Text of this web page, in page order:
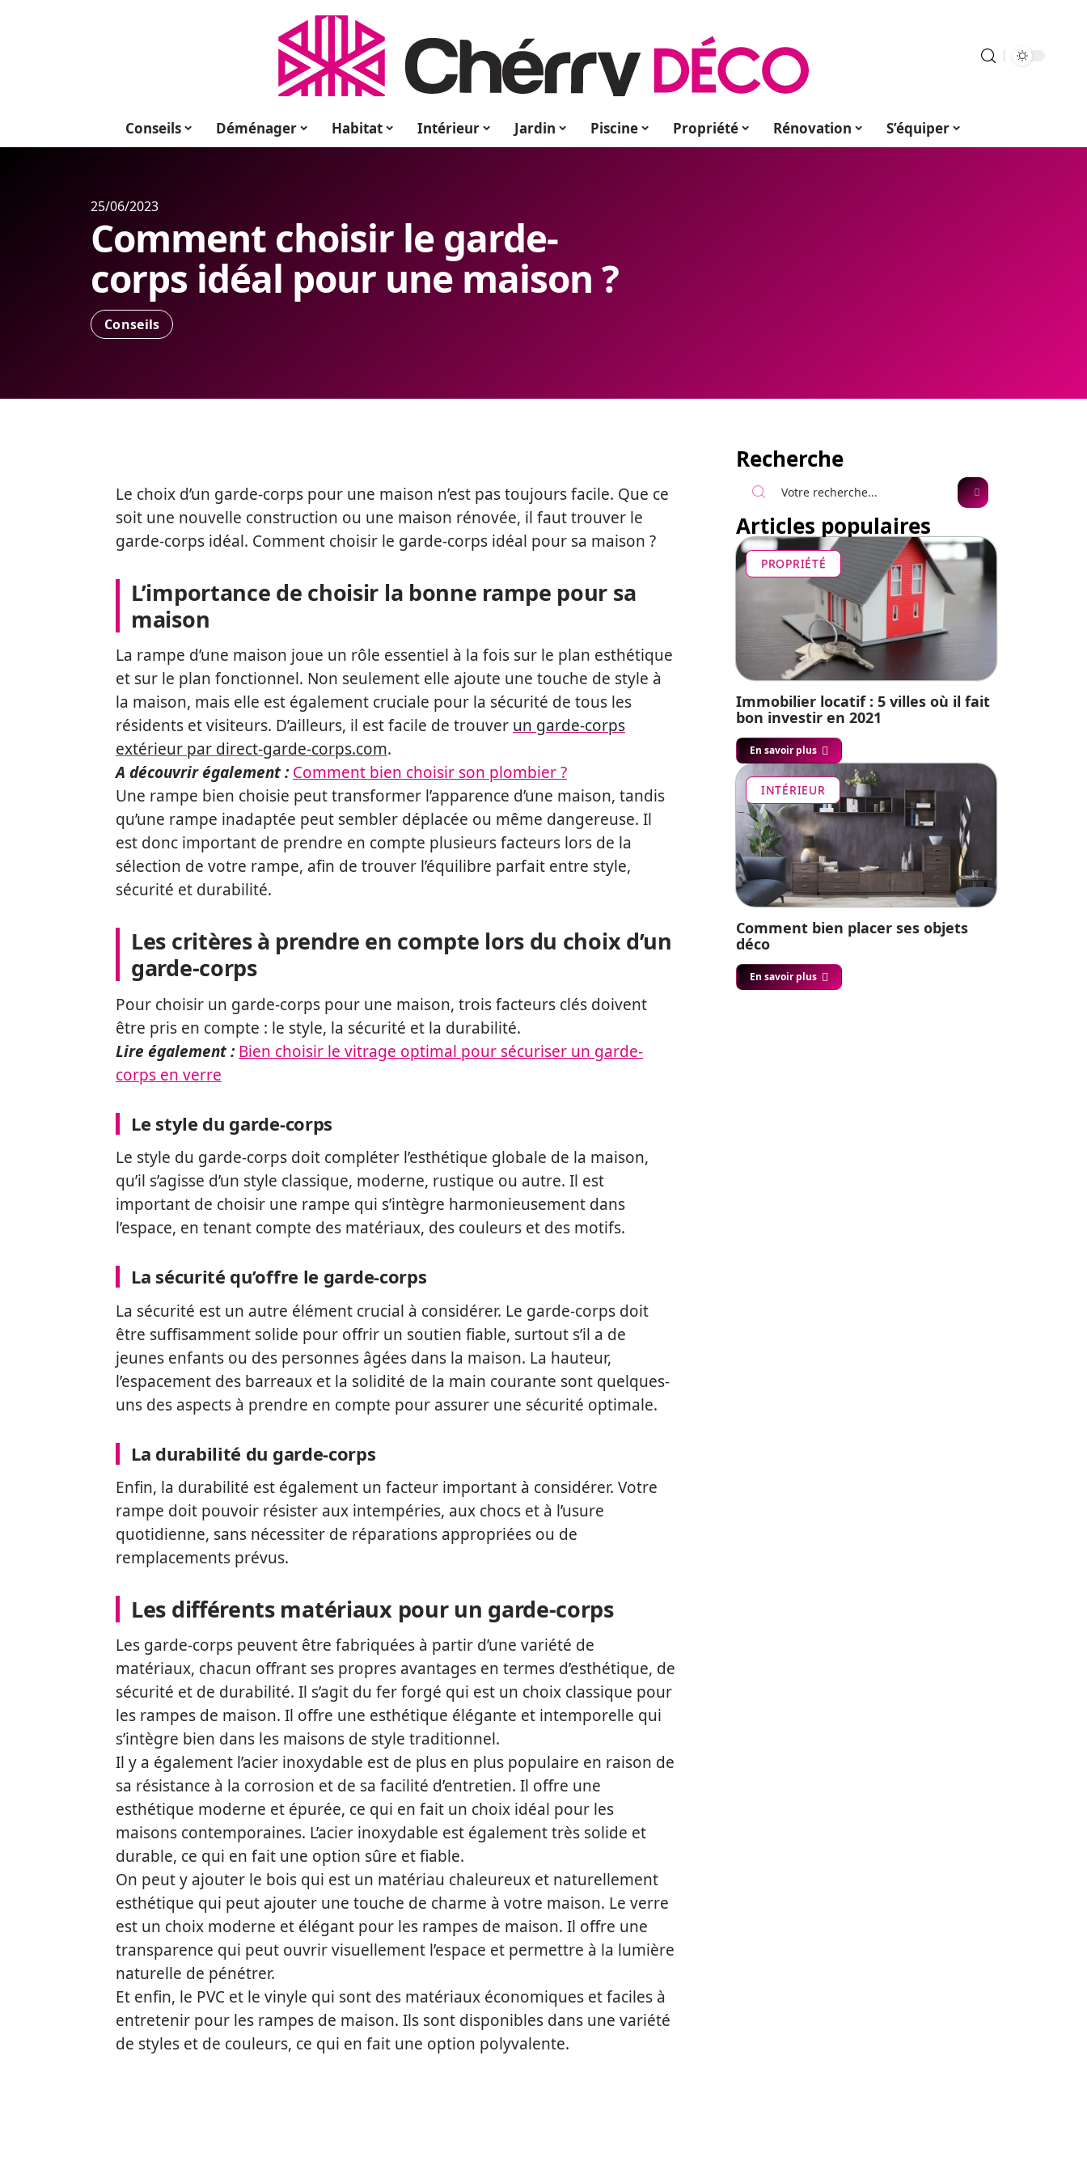
Conseils Déménager Habitat Intérieur Jardin Piscine Propriété Rénovation S’équiper
25/06/2023
Comment choisir le garde-
corps idéal pour une maison ?
Conseils
Le choix d’un garde-corps pour une maison n’est pas toujours facile. Que ce
soit une nouvelle construction ou une maison rénovée, il faut trouver le
garde-corps idéal. Comment choisir le garde-corps idéal pour sa maison ?
L’importance de choisir la bonne rampe pour sa
maison
La rampe d’une maison joue un rôle essentiel à la fois sur le plan esthétique
et sur le plan fonctionnel. Non seulement elle ajoute une touche de style à
la maison, mais elle est également cruciale pour la sécurité de tous les
résidents et visiteurs. D’ailleurs, il est facile de trouver un garde-corps
extérieur par direct-garde-corps.com.
A découvrir également : Comment bien choisir son plombier ?
Une rampe bien choisie peut transformer l’apparence d’une maison, tandis
qu’une rampe inadaptée peut sembler déplacée ou même dangereuse. Il
est donc important de prendre en compte plusieurs facteurs lors de la
sélection de votre rampe, afin de trouver l’équilibre parfait entre style,
sécurité et durabilité.
Les critères à prendre en compte lors du choix d’un
garde-corps
Pour choisir un garde-corps pour une maison, trois facteurs clés doivent
être pris en compte : le style, la sécurité et la durabilité.
Lire également : Bien choisir le vitrage optimal pour sécuriser un garde-
corps en verre
Le style du garde-corps
Le style du garde-corps doit compléter l’esthétique globale de la maison,
qu’il s’agisse d’un style classique, moderne, rustique ou autre. Il est
important de choisir une rampe qui s’intègre harmonieusement dans
l’espace, en tenant compte des matériaux, des couleurs et des motifs.
La sécurité qu’offre le garde-corps
La sécurité est un autre élément crucial à considérer. Le garde-corps doit
être suffisamment solide pour offrir un soutien fiable, surtout s’il a de
jeunes enfants ou des personnes âgées dans la maison. La hauteur,
l’espacement des barreaux et la solidité de la main courante sont quelques-
uns des aspects à prendre en compte pour assurer une sécurité optimale.
La durabilité du garde-corps
Enfin, la durabilité est également un facteur important à considérer. Votre
rampe doit pouvoir résister aux intempéries, aux chocs et à l’usure
quotidienne, sans nécessiter de réparations appropriées ou de
remplacements prévus.
Les différents matériaux pour un garde-corps
Les garde-corps peuvent être fabriquées à partir d’une variété de
matériaux, chacun offrant ses propres avantages en termes d’esthétique, de
sécurité et de durabilité. Il s’agit du fer forgé qui est un choix classique pour
les rampes de maison. Il offre une esthétique élégante et intemporelle qui
s’intègre bien dans les maisons de style traditionnel.
Il y a également l’acier inoxydable est de plus en plus populaire en raison de
sa résistance à la corrosion et de sa facilité d’entretien. Il offre une
esthétique moderne et épurée, ce qui en fait un choix idéal pour les
maisons contemporaines. L’acier inoxydable est également très solide et
durable, ce qui en fait une option sûre et fiable.
On peut y ajouter le bois qui est un matériau chaleureux et naturellement
esthétique qui peut ajouter une touche de charme à votre maison. Le verre
est un choix moderne et élégant pour les rampes de maison. Il offre une
transparence qui peut ouvrir visuellement l’espace et permettre à la lumière
naturelle de pénétrer.
Et enfin, le PVC et le vinyle qui sont des matériaux économiques et faciles à
entretenir pour les rampes de maison. Ils sont disponibles dans une variété
de styles et de couleurs, ce qui en fait une option polyvalente.
Recherche
Articles populaires
PROPRIÉTÉ
Immobilier locatif : 5 villes où il fait
bon investir en 2021
En savoir plus
INTÉRIEUR
Comment bien placer ses objets
déco
En savoir plus